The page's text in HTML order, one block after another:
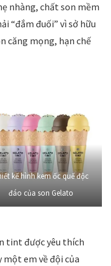
nhàng, chất son mềm
“đắm đuối” vì sở hữu
căng mọng, hạn chế
kế hình kem ốc quế độc
đáo của son Gelato
tint được yêu thích
em về đội của